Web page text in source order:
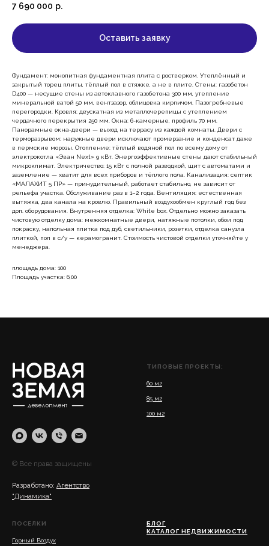
7 690 000 р.
Оставить заявку
Фундамент: монолитная фундаментная плита с ростверком. Утеплённый и
закрытый торец плиты, тёплый пол в стяжке, а не в плите. Стены: газобетон
D400 — несущие стены из автоклавного газобетона 300 мм, утепление
минеральной ватой 50 мм, вентзазор, облицовка кирпичом. Пазогребневые
перегородки. Кровля: двускатная из металлочерепицы с утеплением
чердачного перекрытия 250 мм. Окна: 6-камерные, профиль 70 мм.
Панорамные окна-двери — выход на террасу из каждой комнаты. Двери с
терморазрывом: наружные двери исключают промерзание и конденсат даже
в пермские морозы. Отопление: тёплый водяной пол по всему дому от
электрокотла «Эван Next» 9 кВт. Энергоэффективные стены дают стабильный
микроклимат. Электричество: 15 кВт с полной разводкой, щит с автоматами и
заземление — хватит для всех приборов и тёплого пола. Канализация: септик
«МАЛАХИТ 5 ПР» — принудительный, работает стабильно, не зависит от
рельефа участка. Обслуживание раз в 1–2 года. Вентиляция: естественная
вытяжка, два канала на кровлю. Правильный воздухообмен круглый год без
доп. оборудования. Внутренняя отделка: White box. Отдельно можно заказать
чистовую отделку дома: межкомнатные двери, натяжные потолки, обои под
покраску, напольная плитка под дуб, светильники, розетки, отделка санузла
плиткой, пол в с/у — керамогранит. Стоимость чистовой отделки уточняйте у
менеджера.
площадь дома: 100
Площадь участка: 6,00
© Все права защищены
Разработано: Агентство
"Динамика"
ТИПОВЫЕ ПРОЕКТЫ:
60 м2
85 м2
100 м2
ПОСЕЛКИ
Горный Воздух
БЛОГ
КАТАЛОГ НЕДВИЖИМОСТИ